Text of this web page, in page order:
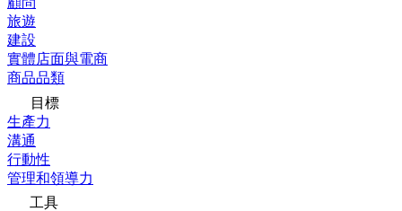
旅遊
建設
實體店面與電商
商品品類
目標
生產力
溝通
行動性
管理和領導力
工具